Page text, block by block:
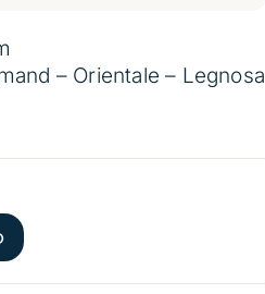
– Orientale – Legnosa